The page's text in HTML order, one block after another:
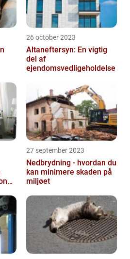
26 october 2023
Altaneftersyn: En vigtig
del af
ejendomsvedligeholdelse
27 september 2023
Nedbrydning - hvordan du
kan minimere skaden på
miljøet